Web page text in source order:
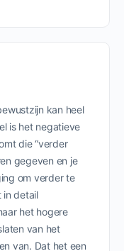
kan heel
is het negatieve
die “verder
gegeven en je
om verder te
in detail
het hogere
van het
van. Dat het een